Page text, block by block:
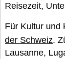
Reisezeit,
Für Kultur und
der Schweiz.
Lausanne,